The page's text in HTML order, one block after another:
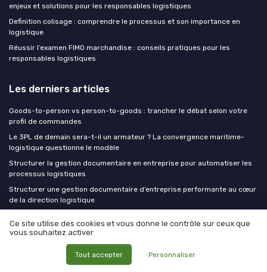
enjeux et solutions pour les responsables logistiques
Definition colisage : comprendre le processus et son importance en
logistique
Réussir l’examen FIMO marchandise : conseils pratiques pour les
responsables logistiques
Les derniers articles
Goods-to-person vs person-to-goods : trancher le débat selon votre
profil de commandes
Le 3PL de demain sera-t-il un armateur ? La convergence maritime-
logistique questionne le modèle
Structurer la gestion documentaire en entreprise pour automatiser les
processus logistiques
Structurer une gestion documentaire d’entreprise performante au cœur
de la direction logistique
certifiante orientée décision
CLO at WORK !
Ce site utilise des cookies et vous donne le contrôle sur ceux que
vous souhaitez activer
Tout accepter Personnaliser